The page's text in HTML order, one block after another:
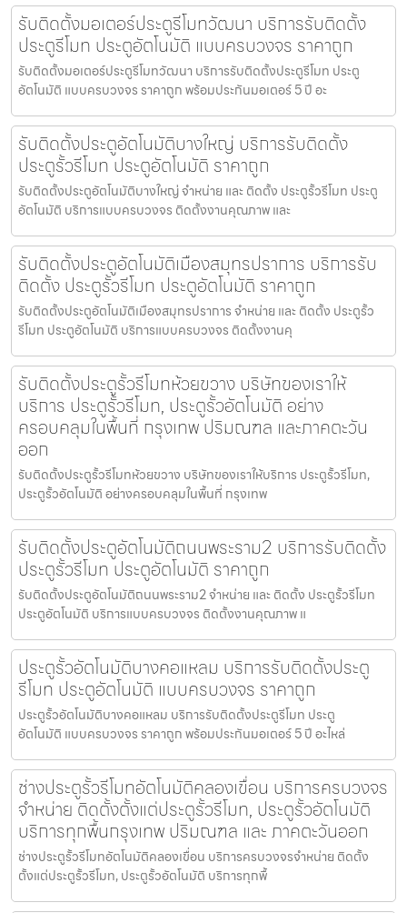
รับติดตั้งมอเตอร์ประตูรีโมทวัฒนา บริการรับติดตั้ง
ประตูรีโมท ประตูอัตโนมัติ แบบครบวงจร ราคาถูก
รับติดตั้งมอเตอร์ประตูรีโมทวัฒนา บริการรับติดตั้งประตูรีโมท ประตู
อัตโนมัติ แบบครบวงจร ราคาถูก พร้อมประกันมอเตอร์ 5 ปี อะ
รับติดตั้งประตูอัตโนมัติบางใหญ่ บริการรับติดตั้ง
ประตูรั้วรีโมท ประตูอัตโนมัติ ราคาถูก
รับติดตั้งประตูอัตโนมัติบางใหญ่ จำหน่าย และ ติดตั้ง ประตูรั้วรีโมท ประตู
อัตโนมัติ บริการแบบครบวงจร ติดตั้งงานคุณภาพ และ
รับติดตั้งประตูอัตโนมัติเมืองสมุทรปราการ บริการรับ
ติดตั้ง ประตูรั้วรีโมท ประตูอัตโนมัติ ราคาถูก
รับติดตั้งประตูอัตโนมัติเมืองสมุทรปราการ จำหน่าย และ ติดตั้ง ประตูรั้ว
รีโมท ประตูอัตโนมัติ บริการแบบครบวงจร ติดตั้งงานคุ
รับติดตั้งประตูรั้วรีโมทห้วยขวาง บริษัทของเราให้
บริการ ประตูรั้วรีโมท, ประตูรั้วอัตโนมัติ อย่าง
ครอบคลุมในพื้นที่ กรุงเทพ ปริมณฑล และภาคตะวัน
ออก
รับติดตั้งประตูรั้วรีโมทห้วยขวาง บริษัทของเราให้บริการ ประตูรั้วรีโมท,
ประตูรั้วอัตโนมัติ อย่างครอบคลุมในพื้นที่ กรุงเทพ
รับติดตั้งประตูอัตโนมัติถนนพระราม2 บริการรับติดตั้ง
ประตูรั้วรีโมท ประตูอัตโนมัติ ราคาถูก
รับติดตั้งประตูอัตโนมัติถนนพระราม2 จำหน่าย และ ติดตั้ง ประตูรั้วรีโมท
ประตูอัตโนมัติ บริการแบบครบวงจร ติดตั้งงานคุณภาพ แ
ประตูรั้วอัตโนมัติบางคอแหลม บริการรับติดตั้งประตู
รีโมท ประตูอัตโนมัติ แบบครบวงจร ราคาถูก
ประตูรั้วอัตโนมัติบางคอแหลม บริการรับติดตั้งประตูรีโมท ประตู
อัตโนมัติ แบบครบวงจร ราคาถูก พร้อมประกันมอเตอร์ 5 ปี อะไหล่
ช่างประตูรั้วรีโมทอัตโนมัติคลองเขื่อน บริการครบวงจร
จำหน่าย ติดตั้งตั้งแต่ประตูรั้วรีโมท, ประตูรั้วอัตโนมัติ
บริการทุกพื้นกรุงเทพ ปริมณฑล และ ภาคตะวันออก
ช่างประตูรั้วรีโมทอัตโนมัติคลองเขื่อน บริการครบวงจรจำหน่าย ติดตั้ง
ตั้งแต่ประตูรั้วรีโมท, ประตูรั้วอัตโนมัติ บริการทุกพื้